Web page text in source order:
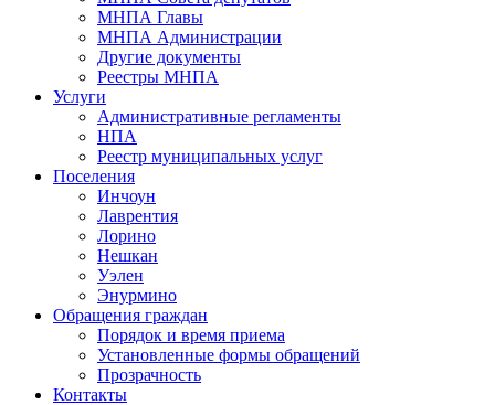
МНПА Главы
МНПА Администрации
Другие документы
Реестры МНПА
Услуги
Административные регламенты
НПА
Реестр муниципальных услуг
Поселения
Инчоун
Лаврентия
Лорино
Нешкан
Уэлен
Энурмино
Обращения граждан
Порядок и время приема
Установленные формы обращений
Прозрачность
Контакты